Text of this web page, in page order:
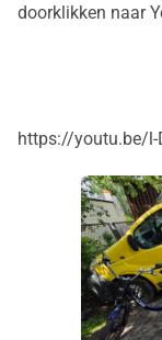
doorklikken naar
https://youtu.be/l-